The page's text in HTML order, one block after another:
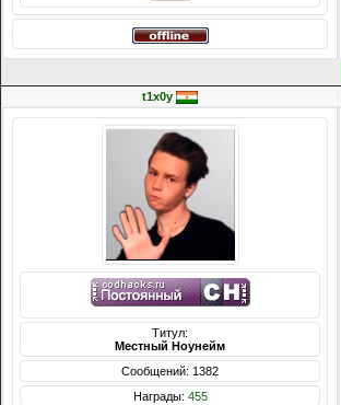
t1x0y
Титул:
Местный Ноунейм
Сообщений: 1382
Награды: 455